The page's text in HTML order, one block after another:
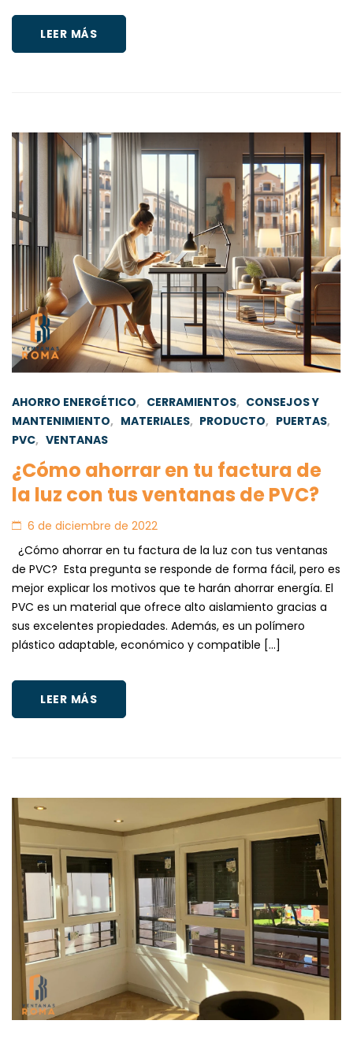
LEER MÁS
AHORRO ENERGÉTICO, CERRAMIENTOS, CONSEJOS Y
MANTENIMIENTO, MATERIALES, PRODUCTO, PUERTAS,
PVC, VENTANAS
¿Cómo ahorrar en tu factura de
la luz con tus ventanas de PVC?
6 de diciembre de 2022
¿Cómo ahorrar en tu factura de la luz con tus ventanas
de PVC? Esta pregunta se responde de forma fácil, pero es
mejor explicar los motivos que te harán ahorrar energía. El
PVC es un material que ofrece alto aislamiento gracias a
sus excelentes propiedades. Además, es un polímero
plástico adaptable, económico y compatible […]
LEER MÁS